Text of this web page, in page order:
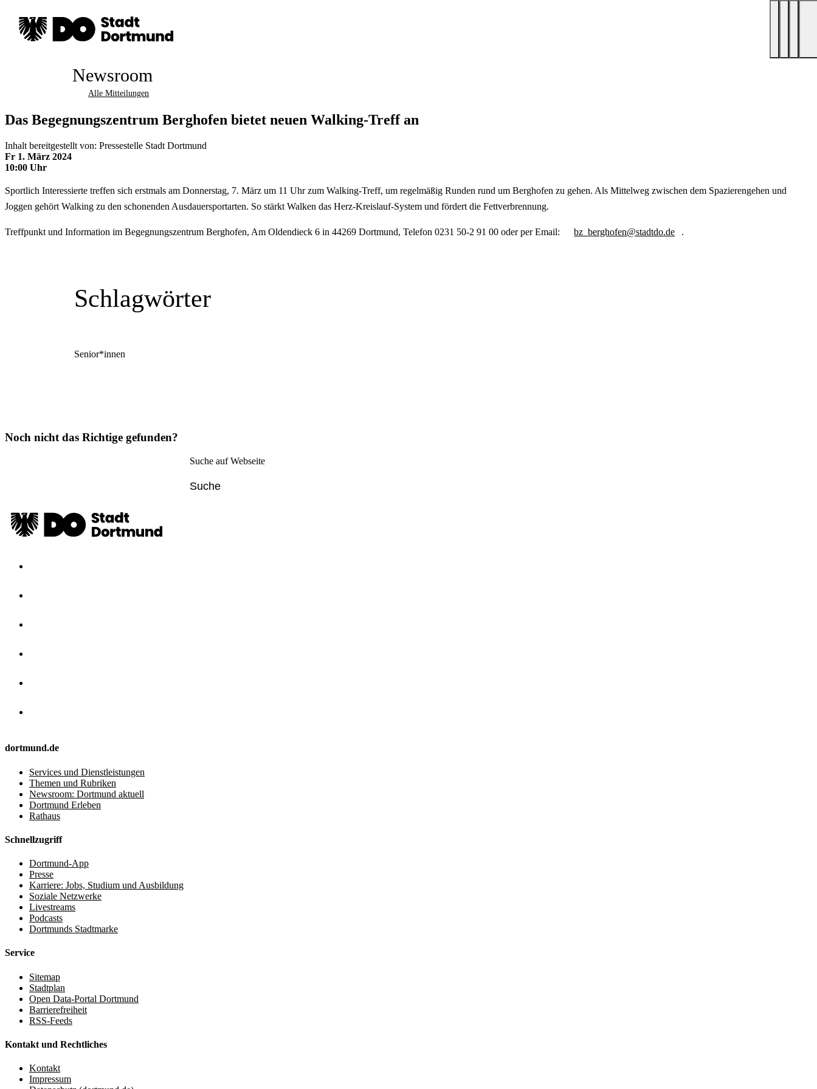
Newsroom
Alle Mitteilungen
Das Begegnungszentrum Berghofen bietet neuen Walking-Treff an
Inhalt bereitgestellt von: Pressestelle Stadt Dortmund
Fr 1. März 2024
10:00 Uhr
Sportlich Interessierte treffen sich erstmals am Donnerstag, 7. März um 11 Uhr zum Walking-Treff, um regelmäßig Runden rund um Berghofen zu gehen. Als Mittelweg zwischen dem Spazierengehen und
Joggen gehört Walking zu den schonenden Ausdauersportarten. So stärkt Walken das Herz-Kreislauf-System und fördert die Fettverbrennung.
Treffpunkt und Information im Begegnungszentrum Berghofen, Am Oldendieck 6 in 44269 Dortmund, Telefon 0231 50-2 91 00 oder per Email: bz_berghofen@stadtdo.de .
Schlagwörter
Senior*innen
Noch nicht das Richtige gefunden?
Suche auf Webseite
dortmund.de
Services und Dienstleistungen
Themen und Rubriken
Newsroom: Dortmund aktuell
Dortmund Erleben
Rathaus
Schnellzugriff
Dortmund-App
Presse
Karriere: Jobs, Studium und Ausbildung
Soziale Netzwerke
Livestreams
Podcasts
Dortmunds Stadtmarke
Service
Sitemap
Stadtplan
Open Data-Portal Dortmund
Barrierefreiheit
RSS-Feeds
Kontakt und Rechtliches
Kontakt
Impressum